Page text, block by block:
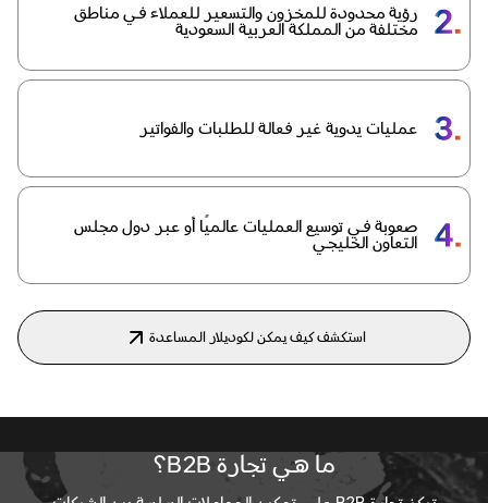
رؤية محدودة للمخزون والتسعير للعملاء في مناطق
مختلفة من المملكة العربية السعودية
عمليات يدوية غير فعالة للطلبات والفواتير
صعوبة في توسيع العمليات عالميًا أو عبر دول مجلس
التعاون الخليجي
استكشف كيف يمكن لكوديلار المساعدة
ما هي تجارة B2B؟